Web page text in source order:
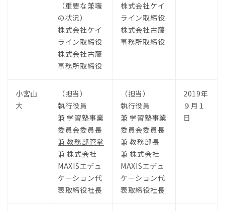
（重要な兼職
の状況）
株式会社ケイ
ライン取締役
株式会社古藤
事務所取締役
株式会社ケイ
ライン取締役
株式会社古藤
事務所取締役
小宮山
大
（担当）
執行役員
兼 学習塾事業
委員会委員長
兼 教務部管掌
兼 株式会社
MAXISエデュ
ケーション代
表取締役社長
（担当）
執行役員
兼 学習塾事業
委員会委員長
兼 教務部長
兼 株式会社
MAXISエデュ
ケーション代
表取締役社長
2019年
９月１
日